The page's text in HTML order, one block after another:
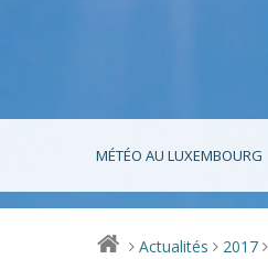
MÉTÉO AU LUXEMBOURG
> Actualités > 2017 >